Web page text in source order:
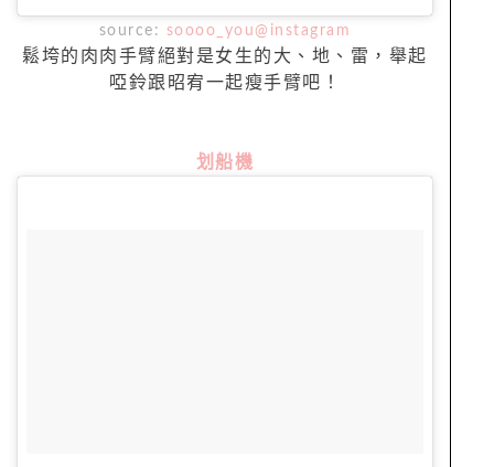
source: soooo_you@instagram
鬆垮的肉肉手臂絕對是女生的大、地、雷，舉起
啞鈴跟昭宥一起瘦手臂吧！
划船機